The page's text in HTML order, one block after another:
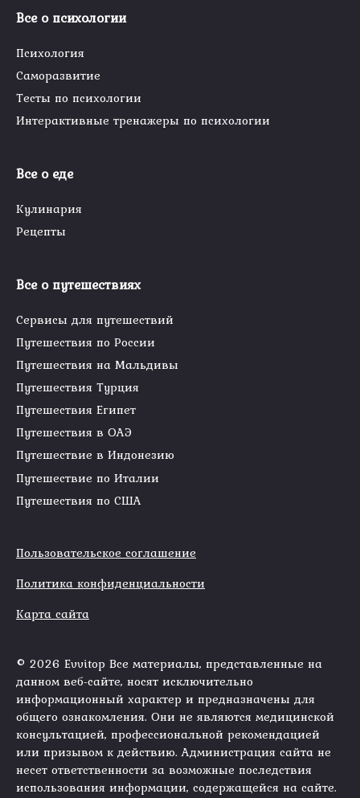
Все о психологии
Психология
Саморазвитие
Тесты по психологии
Интерактивные тренажеры по психологии
Все о еде
Кулинария
Рецепты
Все о путешествиях
Сервисы для путешествий
Путешествия по России
Путешествия на Мальдивы
Путешествия Турция
Путешествия Египет
Путешествия в ОАЭ
Путешествие в Индонезию
Путешествие по Италии
Путешествия по США
Пользовательское соглашение
Политика конфиденциальности
Карта сайта
© 2026 Evvitop Все материалы, представленные на
данном веб-сайте, носят исключительно
информационный характер и предназначены для
общего ознакомления. Они не являются медицинской
консультацией, профессиональной рекомендацией
или призывом к действию. Администрация сайта не
несет ответственности за возможные последствия
использования информации, содержащейся на сайте.